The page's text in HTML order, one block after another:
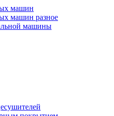
машин
машин разное
машины